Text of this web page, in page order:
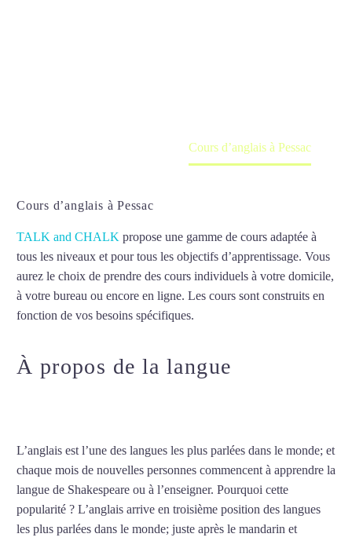
Cours d’anglais à Pessac
Cours d’anglais à Pessac
TALK and CHALK propose une gamme de cours adaptée à
tous les niveaux et pour tous les objectifs d’apprentissage. Vous
aurez le choix de prendre des cours individuels à votre domicile,
à votre bureau ou encore en ligne. Les cours sont construits en
fonction de vos besoins spécifiques.
À propos de la langue
L’anglais est l’une des langues les plus parlées dans le monde; et
chaque mois de nouvelles personnes commencent à apprendre la
langue de Shakespeare ou à l’enseigner. Pourquoi cette
popularité ? L’anglais arrive en troisième position des langues
les plus parlées dans le monde; juste après le mandarin et